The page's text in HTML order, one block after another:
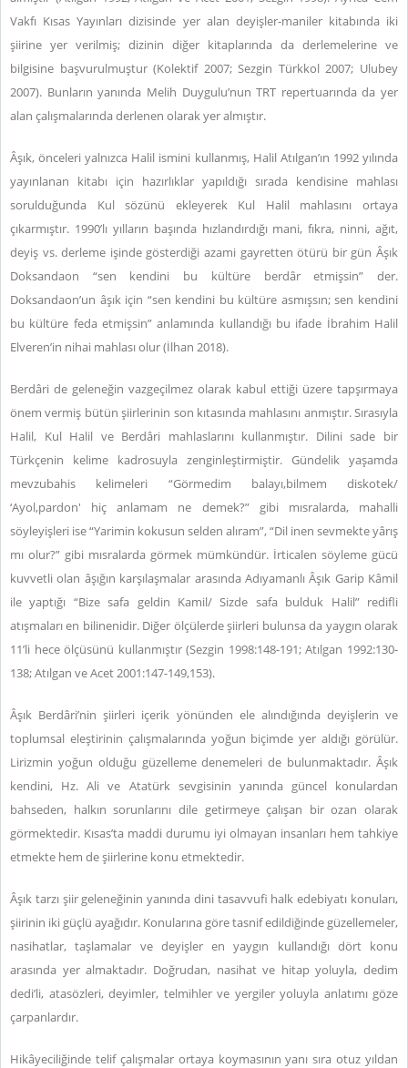
Vakfı Kısas Yayınları dizisinde yer alan deyişler-maniler kitabında iki
şiirine yer verilmiş; dizinin diğer kitaplarında da derlemelerine ve
bilgisine başvurulmuştur (Kolektif 2007; Sezgin Türkkol 2007; Ulubey
2007). Bunların yanında Melih Duygulu’nun TRT repertuarında da yer
alan çalışmalarında derlenen olarak yer almıştır.
Âşık, önceleri yalnızca Halil ismini kullanmış, Halil Atılgan’ın 1992 yılında
yayınlanan kitabı için hazırlıklar yapıldığı sırada kendisine mahlası
sorulduğunda Kul sözünü ekleyerek Kul Halil mahlasını ortaya
çıkarmıştır. 1990’lı yılların başında hızlandırdığı mani, fıkra, ninni, ağıt,
deyiş vs. derleme işinde gösterdiği azami gayretten ötürü bir gün Âşık
Doksandaon “sen kendini bu kültüre berdâr etmişsin” der.
Doksandaon’un âşık için “sen kendini bu kültüre asmışsın; sen kendini
bu kültüre feda etmişsin” anlamında kullandığı bu ifade İbrahim Halil
Elveren’in nihai mahlası olur (İlhan 2018).
Berdâri de geleneğin vazgeçilmez olarak kabul ettiği üzere tapşırmaya
önem vermiş bütün şiirlerinin son kıtasında mahlasını anmıştır. Sırasıyla
Halil, Kul Halil ve Berdâri mahlaslarını kullanmıştır. Dilini sade bir
Türkçenin kelime kadrosuyla zenginleştirmiştir. Gündelik yaşamda
mevzubahis kelimeleri “Görmedim balayı,bilmem diskotek/
‘Ayol,pardon' hiç anlamam ne demek?” gibi mısralarda, mahalli
söyleyişleri ise “Yarimin kokusun selden alıram”, “Dil inen sevmekte yârış
mı olur?” gibi mısralarda görmek mümkündür. İrticalen söyleme gücü
kuvvetli olan âşığın karşılaşmalar arasında Adıyamanlı Âşık Garip Kâmil
ile yaptığı “Bize safa geldin Kamil/ Sizde safa bulduk Halil” redifli
atışmaları en bilinenidir. Diğer ölçülerde şiirleri bulunsa da yaygın olarak
11’li hece ölçüsünü kullanmıştır (Sezgin 1998:148-191; Atılgan 1992:130-
138; Atılgan ve Acet 2001:147-149,153).
Âşık Berdâri’nin şiirleri içerik yönünden ele alındığında deyişlerin ve
toplumsal eleştirinin çalışmalarında yoğun biçimde yer aldığı görülür.
Lirizmin yoğun olduğu güzelleme denemeleri de bulunmaktadır. Âşık
kendini, Hz. Ali ve Atatürk sevgisinin yanında güncel konulardan
bahseden, halkın sorunlarını dile getirmeye çalışan bir ozan olarak
görmektedir. Kısas’ta maddi durumu iyi olmayan insanları hem tahkiye
etmekte hem de şiirlerine konu etmektedir.
Âşık tarzı şiir geleneğinin yanında dini tasavvufi halk edebiyatı konuları,
şiirinin iki güçlü ayağıdır. Konularına göre tasnif edildiğinde güzellemeler,
nasihatlar, taşlamalar ve deyişler en yaygın kullandığı dört konu
arasında yer almaktadır. Doğrudan, nasihat ve hitap yoluyla, dedim
dedi’li, atasözleri, deyimler, telmihler ve yergiler yoluyla anlatımı göze
çarpanlardır.
Hikâyeciliğinde telif çalışmalar ortaya koymasının yanı sıra otuz yıldan